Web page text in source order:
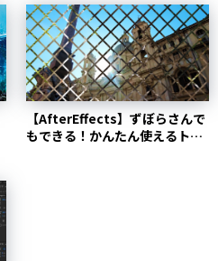
【AfterEffects】ずぼらさんで
もできる！かんたん使えるトラ